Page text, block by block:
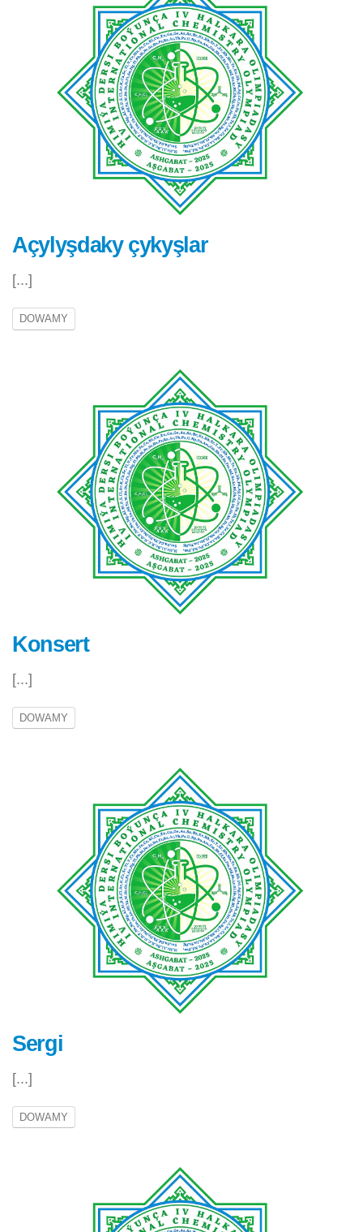
Açylyşdaky çykyşlar
[...]
DOWAMY
Konsert
[...]
DOWAMY
Sergi
[...]
DOWAMY